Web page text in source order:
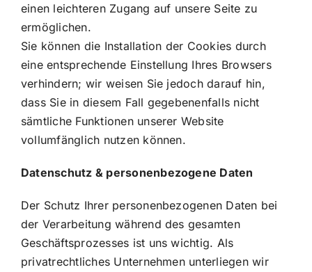
einen leichteren Zugang auf unsere Seite zu
ermöglichen.
Sie können die Installation der Cookies durch
eine entsprechende Einstellung Ihres Browsers
verhindern; wir weisen Sie jedoch darauf hin,
dass Sie in diesem Fall gegebenenfalls nicht
sämtliche Funktionen unserer Website
vollumfänglich nutzen können.
Datenschutz & personenbezogene Daten
Der Schutz Ihrer personenbezogenen Daten bei
der Verarbeitung während des gesamten
Geschäftsprozesses ist uns wichtig. Als
privatrechtliches Unternehmen unterliegen wir